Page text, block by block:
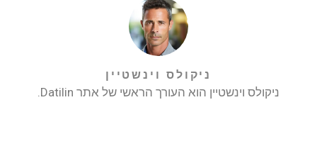
ניקולס וינשטיין
ניקולס וינשטיין הוא העורך הראשי של אתר Datilin.